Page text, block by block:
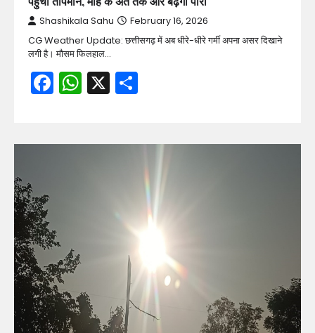
Shashikala Sahu February 16, 2026
CG Weather Update: छत्तीसगढ़ में अब धीरे-धीरे गर्मी अपना असर दिखाने
लगी है। मौसम फिलहाल…
Facebook
WhatsApp
X